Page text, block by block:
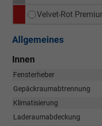
Velvet-Rot
Allgemeines
Innen
Fensterheber
Gepäckraumabtrennung
Klimatisierung
Laderaumabdeckung